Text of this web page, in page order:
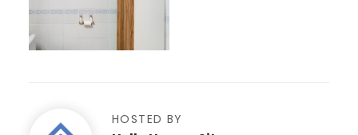
HOSTED BY